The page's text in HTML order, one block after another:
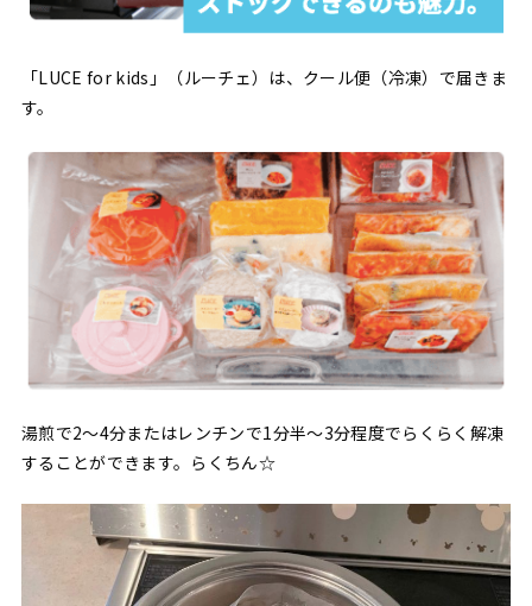
「LUCE for kids」（ルーチェ）は、クール便（冷凍）で届きま
す。
湯煎で2〜4分またはレンチンで1分半〜3分程度でらくらく解凍
することができます。らくちん☆